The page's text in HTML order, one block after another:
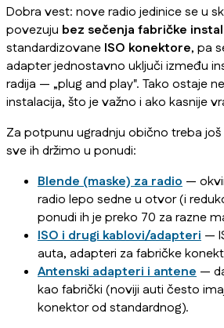
Dobra vest: nove radio jedinice se u
povezuju bez sečenja fabričke
standardizovane ISO konektore, pa
adapter jednostavno uključi između
radija — „plug and play". Tako ostaje
instalacija, što je važno i ako kasnije
Za potpunu ugradnju obično treba
sve ih držimo u ponudi:
Blende (maske) za radio —
radio lepo sedne u otvor (i
ponudi ih je preko 70 za razne
ISO i drugi kablovi/adapteri —
auta, adapteri za fabričke
Antenski adapteri i antene —
kao fabrički (noviji auti često
konektor od standardnog).